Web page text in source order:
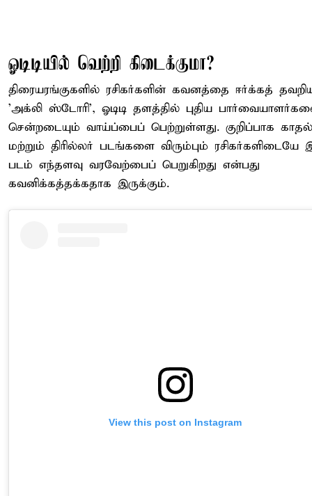
ஓடிடியில் வெற்றி கிடைக்குமா?
திரையரங்குகளில் ரசிகர்களின் கவனத்தை ஈர்க்கத்
'அக்லி ஸ்டோரி', ஓடிடி தளத்தில் புதிய
சென்றடையும் வாய்ப்பைப் பெற்றுள்ளது. குறிப்பாக காதல்
மற்றும் திரில்லர் படங்களை விரும்பும் ரசிகர்களிடையே
படம் எந்தளவு வரவேற்பைப் பெறுகிறது என்பது
கவனிக்கத்தக்கதாக இருக்கும்.
View this post on Instagram